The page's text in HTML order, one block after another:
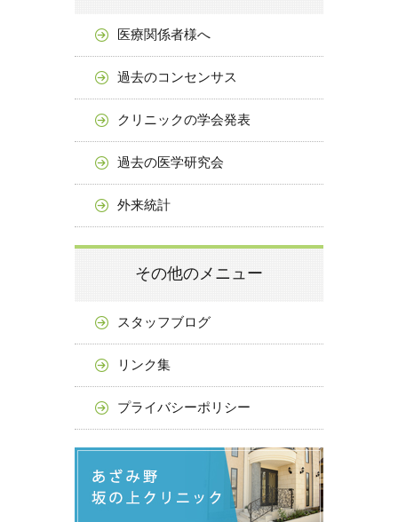
医療関係者様へ
過去のコンセンサス
クリニックの学会発表
過去の医学研究会
外来統計
その他のメニュー
スタッフブログ
リンク集
プライバシーポリシー